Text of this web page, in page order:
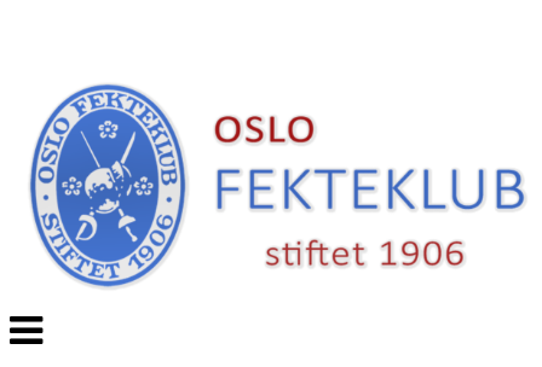
Veksle
navigasjon